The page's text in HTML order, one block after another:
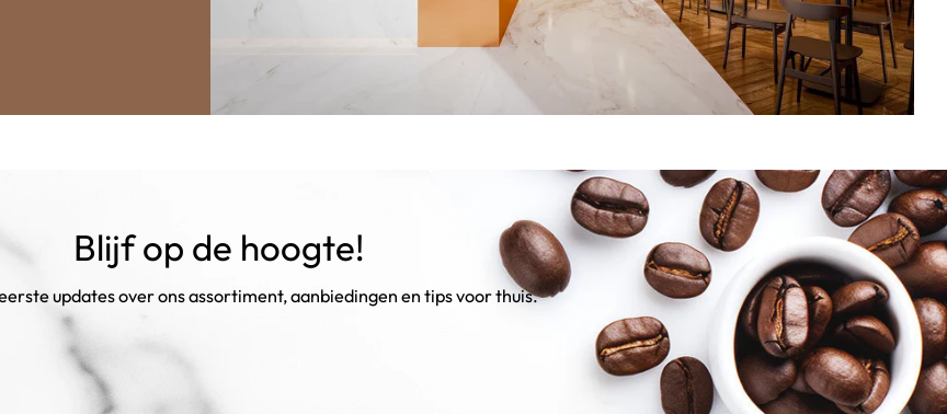
Blijf op de hoogte!
updates over ons assortiment, aanbiedingen en tips voor thuis.